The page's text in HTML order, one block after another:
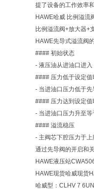
提了设备的工作效率
HAWE哈威 比例溢流
比例溢流阀+放大器
HAWE先导式溢流阀
#### 初始状态
- 液压油从进油口进
#### 压力低于设定值
- 当进油口压力低于
#### 压力达到设定值
- 当进油口压力升至
#### 溢流稳压
- 主阀芯下腔压力于
通过先导阀的开启和
HAWE液压站
HAWE现货哈威现货
哈威型：CLHV 7